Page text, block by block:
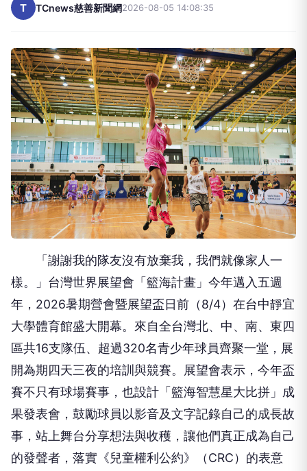
T TCnews慈善新聞網2026-08-05 14:08:35
「謝謝我的隊友沒有放棄我，我們就像家人一
樣。」台灣世界展望會「籃海計畫」今年邁入五週
年，2026暑期營會暨展望盃日前（8/4）在台中靜宜
大學體育館盛大開幕。來自全台灣北、中、南、東四
區共16支隊伍、超過320名青少年球員齊聚一堂，展
開為期四天三夜的培訓與競賽。展望會表示，今年盃
賽不只有球場賽事，也設計「籃海智慧星大比拼」成
果發表會，鼓勵球員以影音及文字記錄自己的成長故
事，站上舞台分享想法與收穫，讓他們真正成為自己
的發聲者，落實《兒童權利公約》（CRC）的表意